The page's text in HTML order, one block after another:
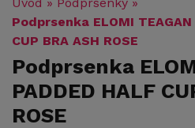
Podprsenka ELOMI TEAGAN
CUP BRA ASH ROSE
Podprsenka
PADDED HALF
ROSE